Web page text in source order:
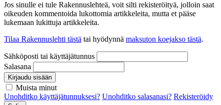
Jos sinulle ei tule Rakennuslehteä, voit silti rekisteröityä, jolloin saat
oikeuden kommentoida lukottomia artikkeleita, mutta et pääse
lukemaan lukittuja artikkeleita.
Tilaa Rakennuslehti tästä tai hyödynnä maksuton koejakso tästä.
Sähköposti tai käyttäjätunnus
Salasana
Kirjaudu sisään
Muista minut
Unohditko käyttäjätunnuksesi? Unohditko salasanasi? Rekisteröidy